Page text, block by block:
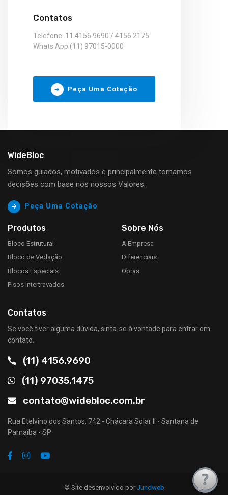
Contatos
Telefone: 11 4156.9690 / 4156.2175
Whats App (11) 97015-0000
Peça Uma Cotação
WideBloc
Somos guiados, motivados e principalmente tomamos
decisões com base nos nossos Valores.
Peça Uma Cotação
Produtos
Bloco Estrutural
Bloco de Vedação
Blocos Especiais
Pisos Intertravados
Sobre Nós
A Empresa
Diferenciais
Obras
Contatos
Se você tiver alguma dúvida, sinta-se à vontade para entrar em
contato.
(11) 4156.9690
(11) 97035.1475
contato@widebloc.com.br
Rua Etelvino dos Santos, 742 - Chácara Solar II - Santana de
Parnaíba - SP
© Site desenvolvido por Jundweb